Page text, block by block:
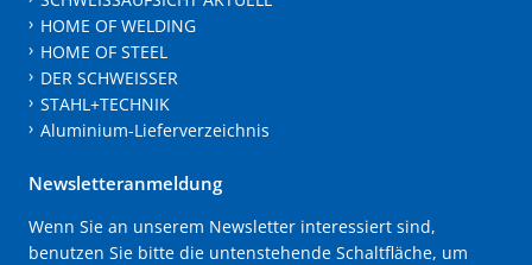
HOME OF WELDING
HOME OF STEEL
DER SCHWEISSER
STAHL+TECHNIK
Aluminium-Lieferverzeichnis
Newsletteranmeldung
Wenn Sie an unserem Newsletter interessiert sind,
benutzen Sie bitte die untenstehende Schaltfläche, um